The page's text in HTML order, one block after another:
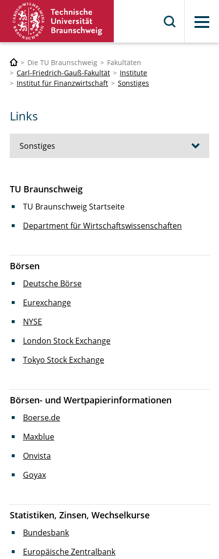
Menü
Die TU Braunschweig
Fakultäten
Carl-Friedrich-Gauß-Fakultät
Institute
Institut für Finanzwirtschaft
Sonstiges
Links
Sonstiges
Stellenanzeigen
Auslandsanerkennungen
《 Zurück zur Startseite
TU Braunschweig
TU Braunschweig Startseite
Department für Wirtschaftswissenschaften
Börsen
Deutsche Börse
Eurexchange
NYSE
London Stock Exchange
Tokyo Stock Exchange
Börsen- und Wertpapierinformationen
Boerse.de
Maxblue
Onvista
Goyax
Statistiken, Zinsen, Wechselkurse
Bundesbank
Europäische Zentralbank